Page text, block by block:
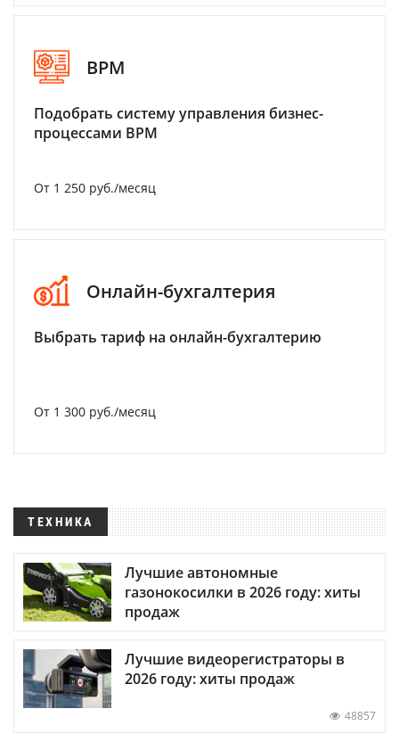
BPM
Подобрать систему управления бизнес-
процессами BPM
От 1 250 руб./месяц
Онлайн-бухгалтерия
Выбрать тариф на онлайн-бухгалтерию
От 1 300 руб./месяц
ТЕХНИКА
Лучшие автономные
газонокосилки в 2026 году: хиты
продаж
Лучшие видеорегистраторы в
2026 году: хиты продаж
48857